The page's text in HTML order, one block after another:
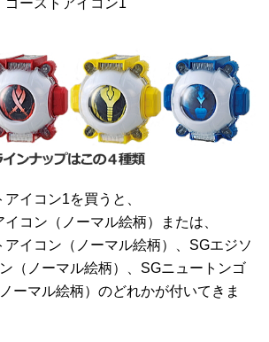
イコン1を買うと、
イコン （ノーマル絵柄）または、
アイコン（ノーマル絵柄）、SGエジソ
（ノーマル絵柄）、SGニュートンゴ
ーマル絵柄）のどれかが付いてきま